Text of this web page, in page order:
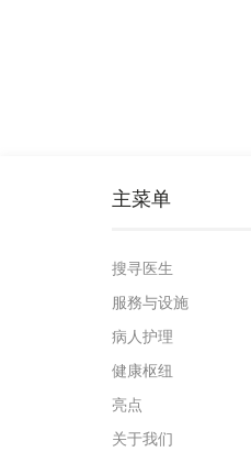
主菜单
搜寻医生
服務与设施
病人护理
健康枢纽
亮点
关于我们